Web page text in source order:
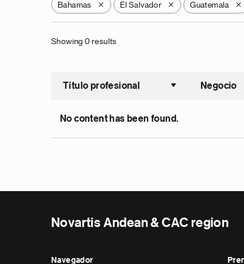
Bahamas X El Salvador X Guatemala X
Showing 0 results
Título profesional Negocio
No content has been found.
Novartis Andean & CAC region
Navegador